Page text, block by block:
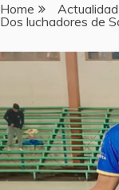
Home
Actualidad
Dos luchadores de